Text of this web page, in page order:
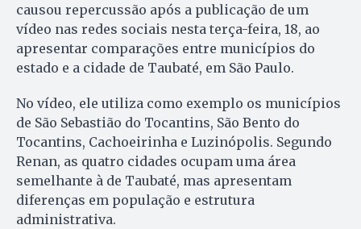
causou repercussão após a publicação de um
vídeo nas redes sociais nesta terça-feira, 18, ao
apresentar comparações entre municípios do
estado e a cidade de Taubaté, em São Paulo.
No vídeo, ele utiliza como exemplo os municípios
de São Sebastião do Tocantins, São Bento do
Tocantins, Cachoeirinha e Luzinópolis. Segundo
Renan, as quatro cidades ocupam uma área
semelhante à de Taubaté, mas apresentam
diferenças em população e estrutura
administrativa.